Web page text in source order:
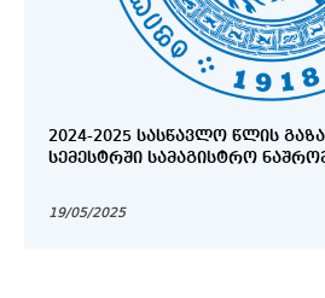
2024-2025 ᲡᲐᲡᲬᲐᲕᲚᲝ ᲬᲚᲘᲡ
ᲡᲔᲛᲔᲡᲢᲠᲨᲘ ᲡᲐᲛᲐᲒᲘᲡᲢᲠᲝ
19/05/2025